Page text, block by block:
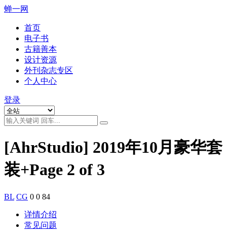
蝉一网
首页
电子书
古籍善本
设计资源
外刊杂志专区
个人中心
登录
[AhrStudio] 2019年10月豪华套
装+Page 2 of 3
BL CG 0 0 84
详情介绍
常见问题